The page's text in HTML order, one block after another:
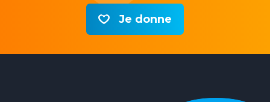
Je donne